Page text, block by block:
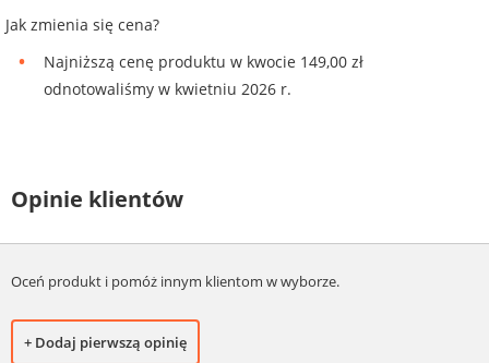
Jak zmienia się cena?
Najniższą cenę produktu w kwocie 149,00 zł
odnotowaliśmy w kwietniu 2026 r.
Opinie klientów
Oceń produkt i pomóż innym klientom w wyborze.
+ Dodaj pierwszą opinię